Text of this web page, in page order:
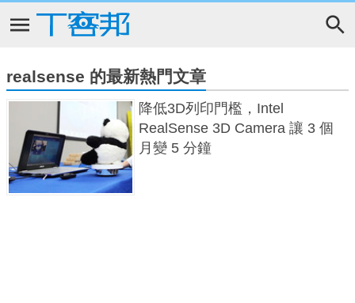
realsense 的最新熱門文章
降低3D列印門檻，Intel
RealSense 3D Camera 讓 3 個
月變 5 分鐘